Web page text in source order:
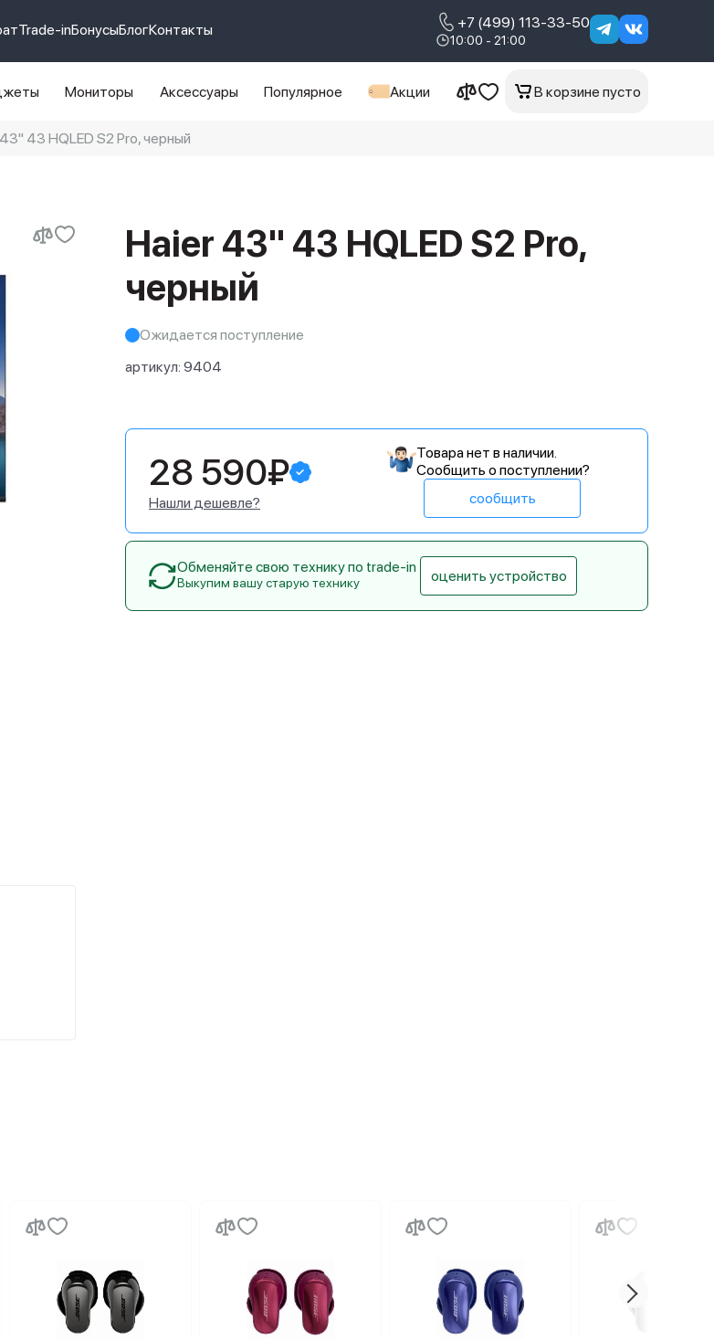
Trade-inБонусыБлогКонтакты +7 (499) 113-33-50
10:00 - 21:00
Мониторы Аксессуары Популярное Акции В корзине пусто
43 HQLED S2 Pro, черный
Haier 43" 43 HQLED S2 Pro,
черный
Ожидается поступление
артикул: 9404
28 590₽
Нашли дешевле?
Товара нет в наличии.
Сообщить о поступлении?
сообщить
Обменяйте свою технику по trade-in
Выкупим вашу старую технику оценить устройство